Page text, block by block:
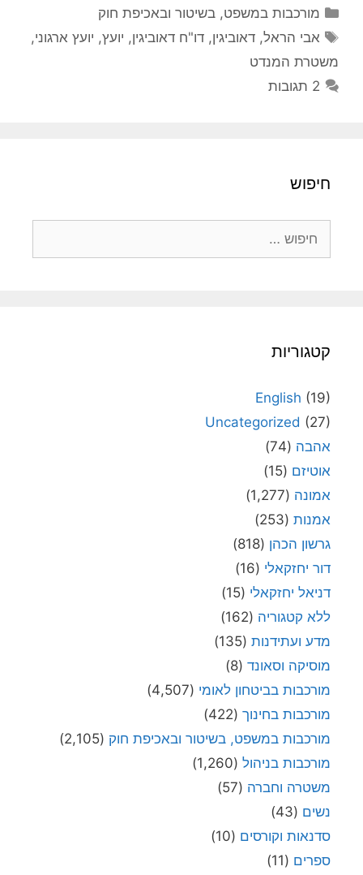
קטגוריות
מורכבות במשפט, בשיטור ובאכיפת חוק
תגיות
אבי הראל,דאוביגין,דו"ח דאוביגין, יועץ, יועץ ארגוני,
משטרת המנדט
2 תגובות
חיפוש
קטגוריות
English (19)
Uncategorized (27)
אהבה (74)
אוטיזם (15)
אמונה (1,277)
אמנות (253)
גרשון הכהן (818)
דור יחזקאלי (16)
דניאל יחזקאלי (15)
ללא קטגוריה (162)
מדע ועתידנות (135)
מוסיקה וסאונד (8)
מורכבות בביטחון לאומי (4,507)
מורכבות בחינוך (422)
מורכבות במשפט, בשיטור ובאכיפת חוק (2,105)
מורכבות בניהול (1,260)
משטרה וחברה (57)
נשים (43)
סדנאות וקורסים (10)
ספרים (11)